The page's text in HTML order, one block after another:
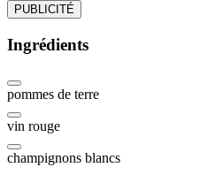
PUBLICITÉ
Ingrédients
pommes de terre
vin rouge
champignons blancs